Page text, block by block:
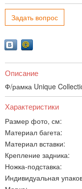
Задать вопрос
Описание
Ф/рамка Unique
Характеристики
Размер фото, см:
Материал багета:
Материал вставки:
Крепление задника:
Ножка-подставка:
Индивидуальная